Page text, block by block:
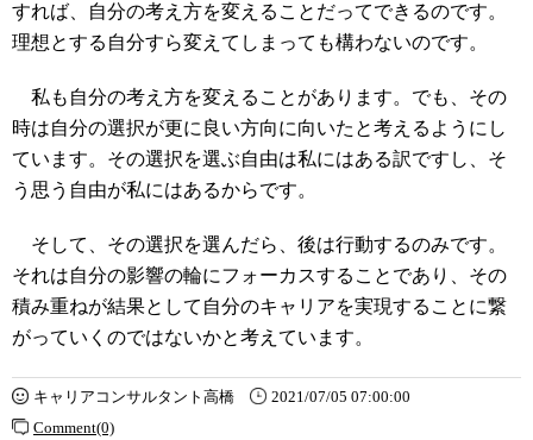
すれば、自分の考え方を変えることだってできるのです。
理想とする自分すら変えてしまっても構わないのです。
私も自分の考え方を変えることがあります。でも、その
時は自分の選択が更に良い方向に向いたと考えるようにし
ています。その選択を選ぶ自由は私にはある訳ですし、そ
う思う自由が私にはあるからです。
そして、その選択を選んだら、後は行動するのみです。
それは自分の影響の輪にフォーカスすることであり、その
積み重ねが結果として自分のキャリアを実現することに繋
がっていくのではないかと考えています。
キャリアコンサルタント高橋
2021/07/05 07:00:00
Comment(0)